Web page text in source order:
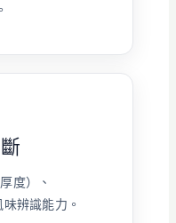
度）、
辨識能力。